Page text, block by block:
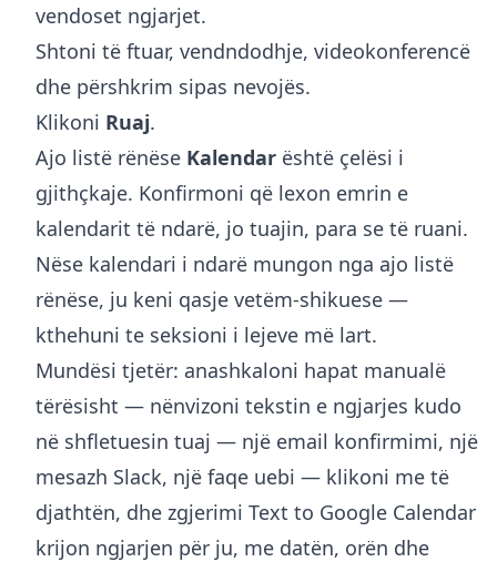
vendoset ngjarjet.
Shtoni të ftuar, vendndodhje, videokonferencë
dhe përshkrim sipas nevojës.
Klikoni Ruaj.
Ajo listë rënëse Kalendar është çelësi i
gjithçkaje. Konfirmoni që lexon emrin e
kalendarit të ndarë, jo tuajin, para se të ruani.
Nëse kalendari i ndarë mungon nga ajo listë
rënëse, ju keni qasje vetëm-shikuese —
kthehuni te seksioni i lejeve më lart.
Mundësi tjetër: anashkaloni hapat manualë
tërësisht — nënvizoni tekstin e ngjarjes kudo
në shfletuesin tuaj — një email konfirmimi, një
mesazh Slack, një faqe uebi — klikoni me të
djathtën, dhe zgjerimi Text to Google Calendar
krijon ngjarjen për ju, me datën, orën dhe